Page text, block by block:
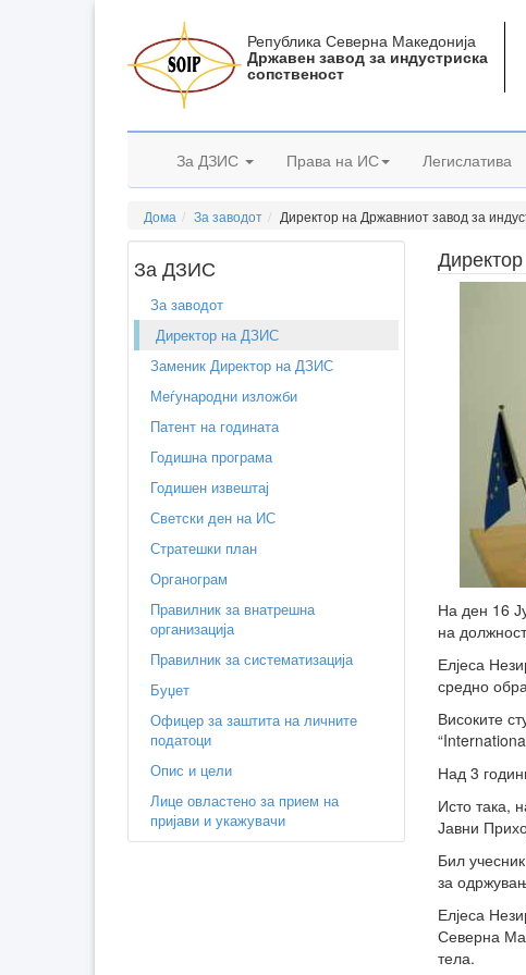
Република Северна Македонија
Државен завод за индустриска
сопственост
За ДЗИС Права на ИС Легислатива
Дома За заводот Директор на Државниот завод за
За ДЗИС
За заводот
Директор на ДЗИС
Заменик Директор на ДЗИС
Меѓународни изложби
Патент на годината
Годишна програма
Годишен извештај
Светски ден на ИС
Стратешки план
Органограм
Правилник за внатрешна
организација
Правилник за систематизација
Буџет
Офицер за заштита на личните
податоци
Опис и цели
Лице овластено за прием на
пријави и укажувачи
На ден 16
на
Елјеса
средно
Високите
Над 3
Исто така,
Јавни
Бил
за
Елјеса
Северна
тела.